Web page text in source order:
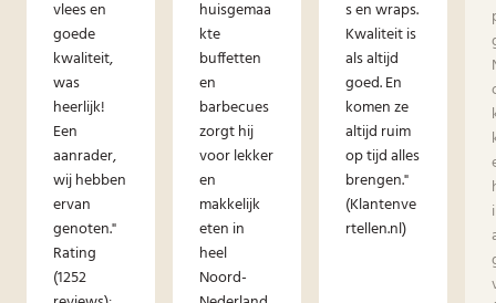
vlees en
goede
kwaliteit,
was
heerlijk!
Een
aanrader,
wij hebben
ervan
genoten."
Rating
(1252
huisgemaa
kte
buffetten
en
barbecues
zorgt hij
voor lekker
en
makkelijk
eten in
heel
Noord-
s en wraps.
Kwaliteit is
als altijd
goed. En
komen ze
altijd ruim
op tijd alles
brengen."
(Klantenve
rtellen.nl)